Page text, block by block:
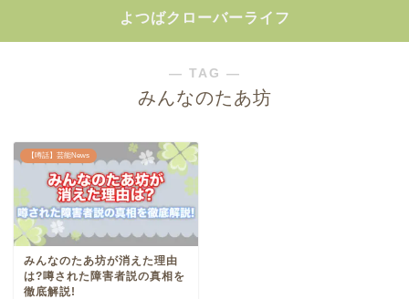
よつばクローバーライフ
― TAG ―
みんなのたあ坊
【噂話】芸能News
みんなのたあ坊が消えた理由
は?噂された障害者説の真相を
徹底解説!